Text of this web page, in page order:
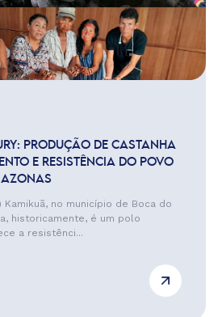
PRODUÇÃO DE CASTANHA
E RESISTÊNCIA DO POVO
Kamikuã, no município de Boca do
historicamente, é um polo
a resistênci...